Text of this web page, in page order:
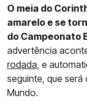
O meia do
amarelo e se
do Campeonato
advertência
rodada, e
seguinte, que
Mundo.